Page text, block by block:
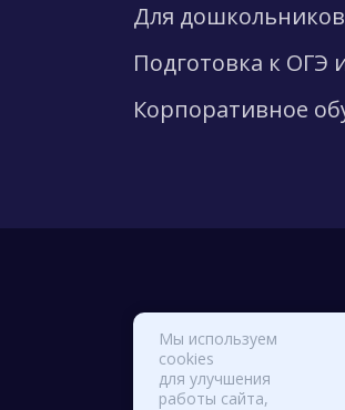
Для дошкольников
Подготовка к ОГЭ
Корпоративное
© Школа Вильяма
ИП Михайлова
Мы используем
cookies
для улучшения
работы сайта,